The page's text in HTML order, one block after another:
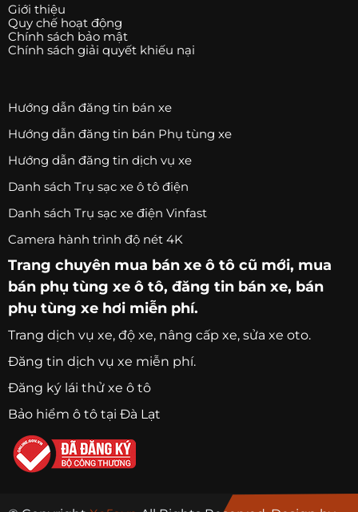
Giới thiệu
Quy chế hoạt động
Chính sách bảo mật
Chính sách giải quyết khiếu nại
Hướng dẫn đăng tin bán xe
Hướng dẫn đăng tin bán Phụ tùng xe
Hướng dẫn đăng tin dịch vụ xe
Danh sách Trụ sạc xe ô tô điện
Danh sách Trụ sạc xe điện Vinfast
Camera hành trình độ nét 4K
Trang chuyên mua bán xe ô tô cũ mới, mua
bán phụ tùng xe ô tô, đăng tin bán xe, bán
phụ tùng xe hơi miễn phí.
Trang dịch vụ xe, độ xe, nâng cấp xe, sửa xe oto.
Đăng tin dịch vụ xe miễn phí.
Đăng ký lái thử xe ô tô
Bảo hiểm ô tô tại Đà Lạt